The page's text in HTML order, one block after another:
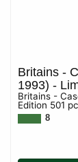
Britains -
1993) -
Britains -
Edition 501
8